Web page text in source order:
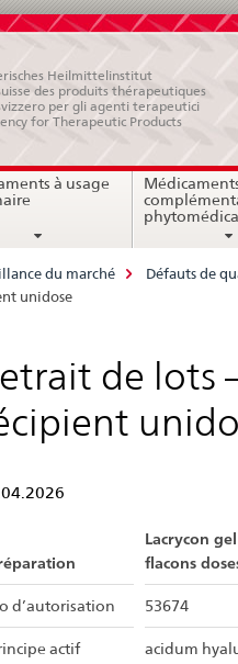
Heilmittelinstitut
des produits thérapeutiques
per gli agenti terapeutici
for Therapeutic Products
à usage
du marché Défauts de
unidose
de lots
Lacrycon
flacons
d’autorisation 53674
actif acidum